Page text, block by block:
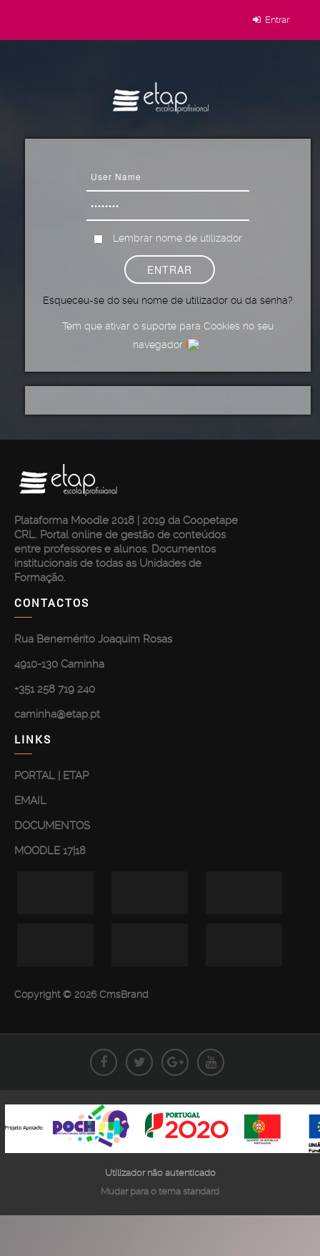
Entrar
Lembrar nome de utilizador
Esqueceu-se do seu nome de utilizador ou da senha?
Tem que ativar o suporte para Cookies no seu
navegador
Plataforma Moodle 2018 | 2019 da Coopetape
CRL. Portal online de gestão de conteúdos
entre professores e alunos. Documentos
institucionais de todas as Unidades de
Formação.
CONTACTOS
Rua Benemérito Joaquim Rosas
4910-130 Caminha
+351 258 719 240
caminha@etap.pt
LINKS
PORTAL | ETAP
EMAIL
DOCUMENTOS
MOODLE 17|18
Copyright © 2026 CmsBrand
Utilizador não autenticado
Mudar para o tema standard